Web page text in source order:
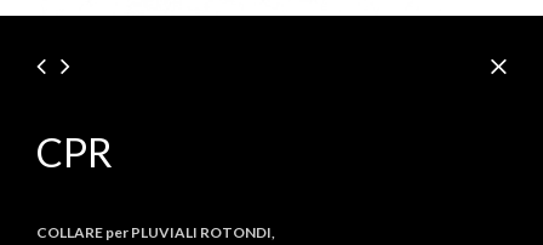
CPR
COLLARE per PLUVIALI ROTONDI,